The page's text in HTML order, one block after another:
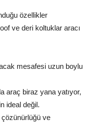
özellikler
ve deri koltuklar aracı
mesafesi uzun boylu
araç biraz yana yatıyor,
ideal değil.
ve